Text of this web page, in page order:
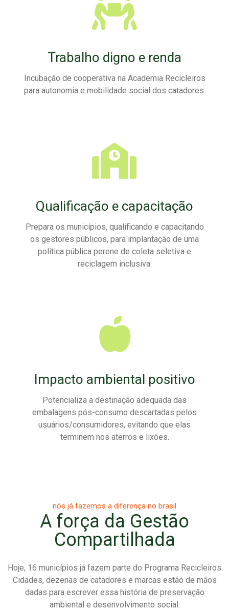
Trabalho digno e renda
Incubação de cooperativa na Academia Recicleiros
para autonomia e mobilidade social dos catadores.
Qualificação e capacitação
Prepara os municípios, qualificando e capacitando
os gestores públicos, para implantação de uma
política pública perene de coleta seletiva e
reciclagem inclusiva.
Impacto ambiental positivo
Potencializa a destinação adequada das
embalagens pós-consumo descartadas pelos
usuários/consumidores, evitando que elas
terminem nos aterros e lixões.
nós já fazemos a diferença no brasil
A força da Gestão
Compartilhada​
Hoje, 16 municípios já fazem parte do Programa Recicleiros
Cidades, dezenas de catadores e marcas estão de mãos
dadas para escrever essa história de preservação
ambiental e desenvolvimento social.